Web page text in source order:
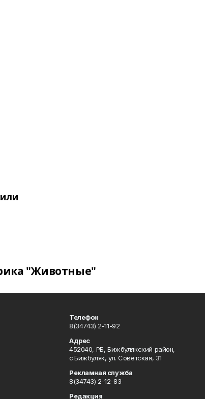
"Животные"
Телефон
8(34743) 2-11-92
Адрес
452040, РБ, Бижбулякский район,
с.Бижбуляк, ул. Советская, 31
Рекламная служба
8(34743) 2-12-83
Редакция